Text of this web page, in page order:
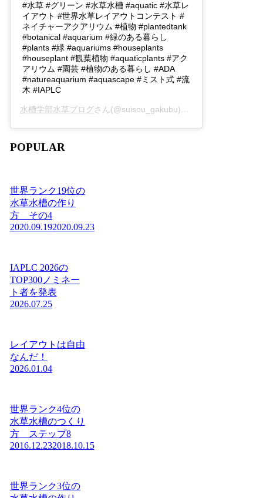
#水草 #グリーン #水草水槽 #aquatic #水草レ
イアウト #世界水草レイアウトコンテスト #
ネイチャーアクアリウム #植物 #plantedtank
#botanical #aquarium #緑のある暮らし
#plants #緑 #aquariums #houseplants
#houseplant #観葉植物 #aquaticplants #アク
アリウム #園芸 #植物のある暮らし #ADA
#natureaquarium #aquascape #ミスト式 #流
木 #IAPLC
水槽学部水草ブログさん(@suisou_gakubu)がシェアした投稿 -
POPULAR
世界ランク19位の
水草水槽の作り
方 その4
2020.09.192020.09.23
IAPLC 2026の
TOP300ノミネー
ト者を発表
2026.07.25
レイアウトは自由
なんだ！
2026.01.04
世界ランク4位の
水草水槽のつくり
方 ステップ8
2016.12.232018.10.15
世界ランク3位の